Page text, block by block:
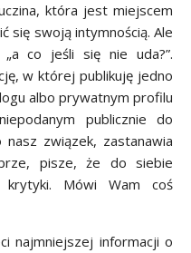
która jest miejscem
się swoją intymnością. Ale
co jeśli się nie uda?”.
w której publikuję jedno
albo prywatnym profilu
publicznie do
związek, zastanawia
pisze, że do siebie
krytyki. Mówi Wam coś
najmniejszej informacji o